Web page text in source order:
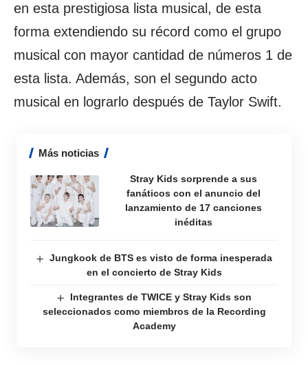
en esta prestigiosa lista musical, de esta
forma extendiendo su récord como el grupo
musical con mayor cantidad de números 1 de
esta lista. Además, son el segundo acto
musical en lograrlo después de Taylor Swift.
Más noticias
Stray Kids sorprende a sus
fanáticos con el anuncio del
lanzamiento de 17 canciones
inéditas
Jungkook de BTS es visto de forma inesperada
en el concierto de Stray Kids
Integrantes de TWICE y Stray Kids son
seleccionados como miembros de la Recording
Academy